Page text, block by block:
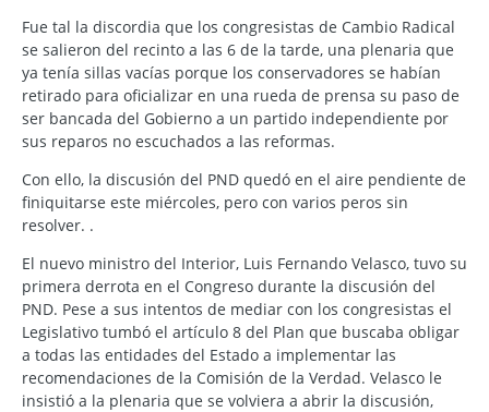
Fue tal la discordia que los congresistas de Cambio Radical
se salieron del recinto a las 6 de la tarde, una plenaria que
ya tenía sillas vacías porque los conservadores se habían
retirado para oficializar en una rueda de prensa su paso de
ser bancada del Gobierno a un partido independiente por
sus reparos no escuchados a las reformas.
Con ello, la discusión del PND quedó en el aire pendiente de
finiquitarse este miércoles, pero con varios peros sin
resolver. .
El nuevo ministro del Interior, Luis Fernando Velasco, tuvo su
primera derrota en el Congreso durante la discusión del
PND. Pese a sus intentos de mediar con los congresistas el
Legislativo tumbó el artículo 8 del Plan que buscaba obligar
a todas las entidades del Estado a implementar las
recomendaciones de la Comisión de la Verdad. Velasco le
insistió a la plenaria que se volviera a abrir la discusión,